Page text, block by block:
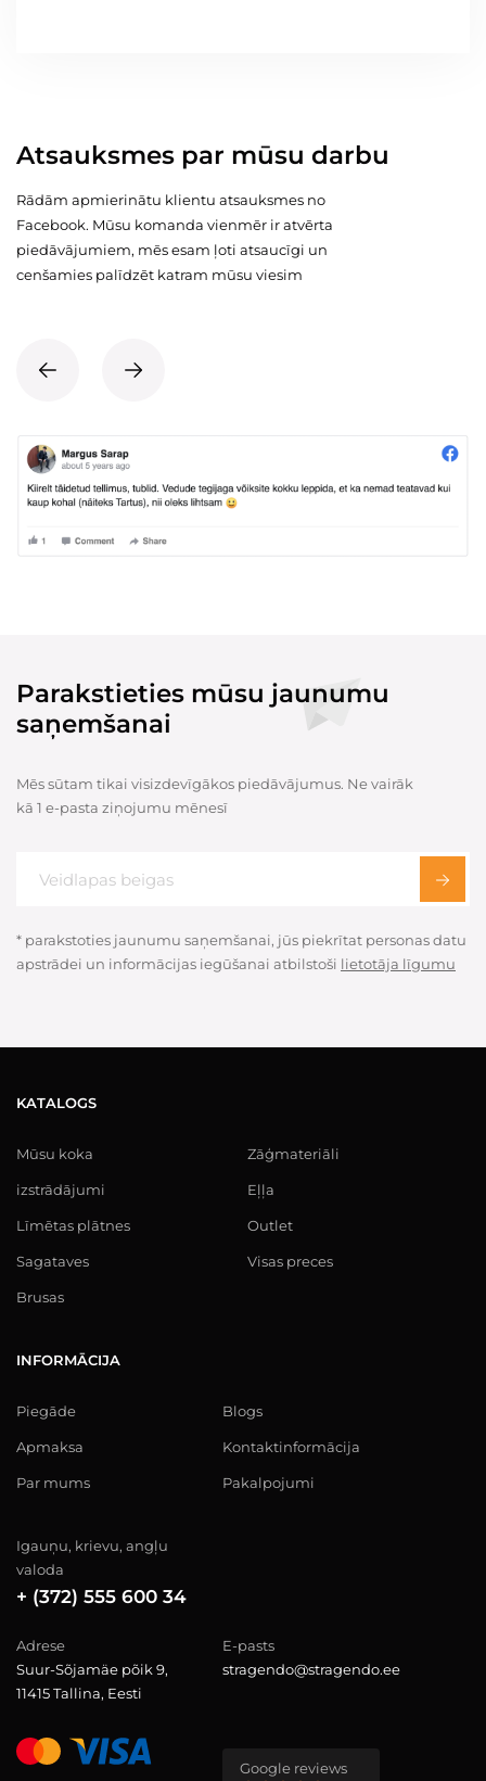
Atsauksmes par mūsu darbu
Rādām apmierinātu klientu atsauksmes no
Facebook. Mūsu komanda vienmēr ir atvērta
piedāvājumiem, mēs esam ļoti atsaucīgi un
cenšamies palīdzēt katram mūsu viesim
Parakstieties mūsu jaunumu
saņemšanai
Mēs sūtam tikai visizdevīgākos piedāvājumus. Ne vairāk
kā 1 e-pasta ziņojumu mēnesī
* parakstoties jaunumu saņemšanai, jūs piekrītat personas datu
apstrādei un informācijas iegūšanai atbilstoši lietotāja līgumu
KATALOGS
Mūsu koka
izstrādājumi
Līmētas plātnes
Sagataves
Brusas
Zāģmateriāli
Eļļa
Outlet
Visas preces
INFORMĀCIJA
Piegāde
Apmaksa
Par mums
Blogs
Kontaktinformācija
Pakalpojumi
Igauņu, krievu, angļu
valoda
+ (372) 555 600 34
Adrese
Suur-Sõjamäe põik 9,
11415 Tallina, Eesti
E-pasts
stragendo@stragendo.ee
Google reviews